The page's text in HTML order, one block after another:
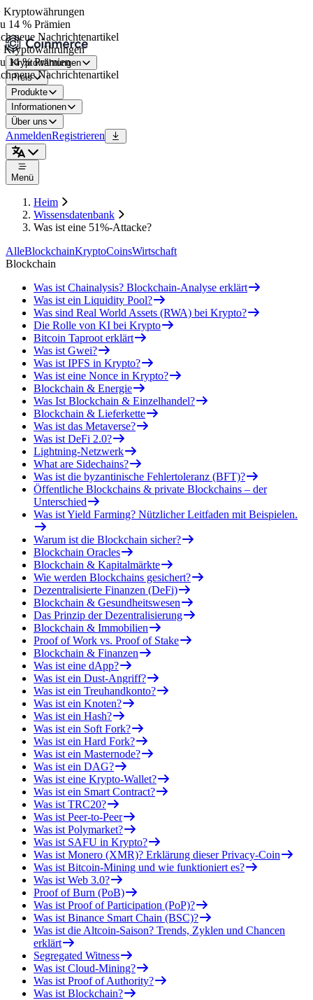
14 % Prämien
neue Nachrichtenartikel
14 % Prämien
neue Nachrichtenartikel
Kryptowährungen
Preis
Produkte
Informationen
Über uns
AnmeldenRegistrieren
Menü
Heim
Wissensdatenbank
Was ist eine 51%-Attacke?
AlleBlockchainKryptoCoinsWirtschaft
Blockchain
Was ist Chainalysis? Blockchain-Analyse erklärt
Was ist ein Liquidity Pool?
Was sind Real World Assets (RWA) bei Krypto?
Die Rolle von KI bei Krypto
Bitcoin Taproot erklärt
Was ist Gwei?
Was ist IPFS in Krypto?
Was ist eine Nonce in Krypto?
Blockchain & Energie
Was Ist Blockchain & Einzelhandel?
Blockchain & Lieferkette
Was ist das Metaverse?
Was ist DeFi 2.0?
Lightning-Netzwerk
What are Sidechains?
Was ist die byzantinische Fehlertoleranz (BFT)?
Öffentliche Blockchains & private Blockchains – der
Unterschied
Was ist Yield Farming? Nützlicher Leitfaden mit Beispielen.
Warum ist die Blockchain sicher?
Blockchain Oracles
Blockchain & Kapitalmärkte
Wie werden Blockchains gesichert?
Dezentralisierte Finanzen (DeFi)
Blockchain & Gesundheitswesen
Das Prinzip der Dezentralisierung
Blockchain & Immobilien
Proof of Work vs. Proof of Stake
Blockchain & Finanzen
Was ist eine dApp?
Was ist ein Dust-Angriff?
Was ist ein Treuhandkonto?
Was ist ein Knoten?
Was ist ein Hash?
Was ist ein Soft Fork?
Was ist ein Hard Fork?
Was ist ein Masternode?
Was ist ein DAG?
Was ist eine Krypto-Wallet?
Was ist ein Smart Contract?
Was ist TRC20?
Was ist Peer-to-Peer
Was ist Polymarket?
Was ist SAFU in Krypto?
Was ist Monero (XMR)? Erklärung dieser Privacy-Coin
Was ist Bitcoin-Mining und wie funktioniert es?
Was ist Web 3.0?
Proof of Burn (PoB)
Was ist Proof of Participation (PoP)?
Was ist Binance Smart Chain (BSC)?
Was ist die Altcoin-Saison? Trends, Zyklen und Chancen
erklärt
Segregated Witness
Was ist Cloud-Mining?
Was ist Proof of Authority?
Was ist Blockchain?